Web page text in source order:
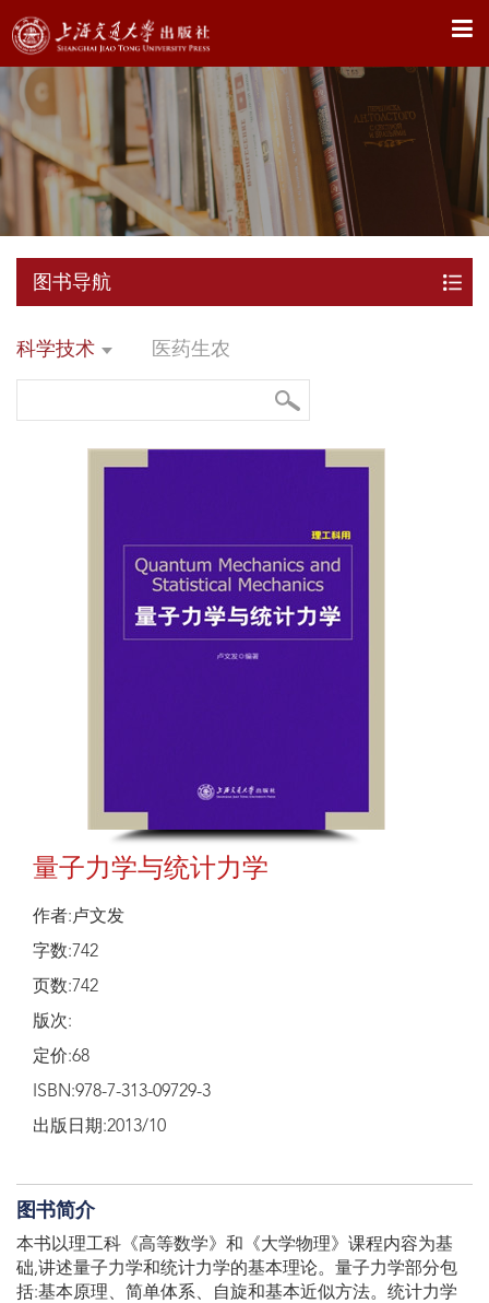
X
图书导航
科学技术 医药生农
量子力学与统计力学
作者:卢文发
字数:742
页数:742
版次:
定价:68
ISBN:978-7-313-09729-3
出版日期:2013/10
图书简介
本书以理工科《高等数学》和《大学物理》课程内容为基
础,讲述量子力学和统计力学的基本理论。量子力学部分包
括:基本原理、简单体系、自旋和基本近似方法。统计力学